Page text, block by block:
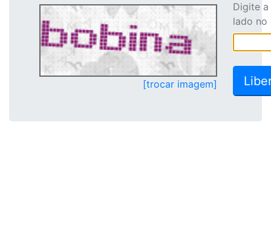
[trocar imagem]
Digite
lado no